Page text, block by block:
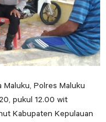
Polres Maluku
pukul 12.00 wit
Kabupaten Kepulauan